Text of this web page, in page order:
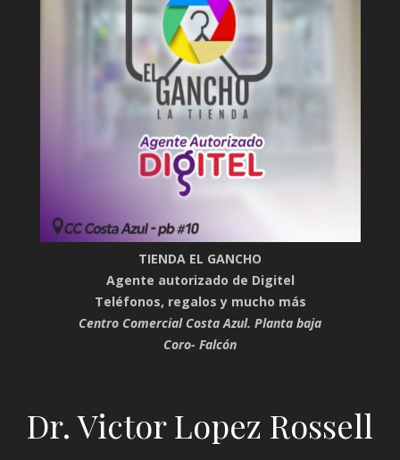
TIENDA EL GANCHO
Agente autorizado de Digitel
Teléfonos, regalos y mucho más
Centro Comercial Costa Azul. Planta baja
Coro- Falcón
Dr. Victor Lopez Rossell